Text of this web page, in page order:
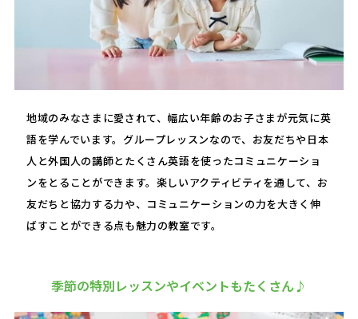
地域のみなさまに愛されて、幅広い年齢のお子さまが元気に英
語を学んでいます。グループレッスンなので、お友だちや日本
人と外国人の講師とたくさん英語を使ったコミュニケーショ
ンをとることができます。楽しいアクティビティを通して、お
友だちと協力する力や、コミュニケーションの力を大きく伸
ばすことができる点も魅力の教室です。
季節の特別レッスンやイベントもたくさん♪